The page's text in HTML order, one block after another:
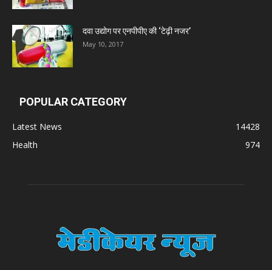
दवा उद्योग पर एनपीपीए की ‘टेढ़ी नजर’
May 10, 2017
POPULAR CATEGORY
Latest News
14428
Health
974